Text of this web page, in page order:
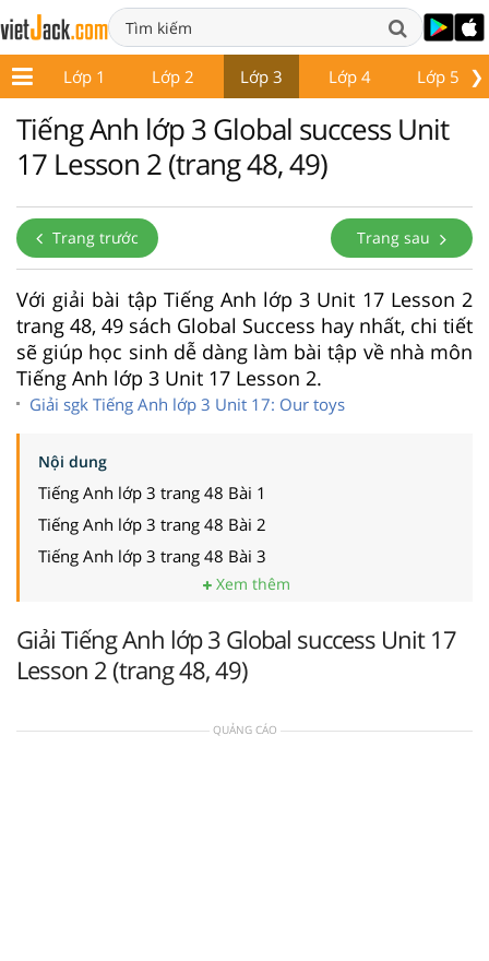
❯
Lớp 1 Lớp 2 Lớp 3 Lớp 4 Lớp 5
Tiếng Anh lớp 3 Global success Unit
17 Lesson 2 (trang 48, 49)
Trang trước Trang sau
Với giải bài tập Tiếng Anh lớp 3 Unit 17 Lesson 2
trang 48, 49 sách Global Success hay nhất, chi tiết
sẽ giúp học sinh dễ dàng làm bài tập về nhà môn
Tiếng Anh lớp 3 Unit 17 Lesson 2.
Giải sgk Tiếng Anh lớp 3 Unit 17: Our toys
Nội dung
Tiếng Anh lớp 3 trang 48 Bài 1
Tiếng Anh lớp 3 trang 48 Bài 2
Tiếng Anh lớp 3 trang 48 Bài 3
Xem thêm
Giải Tiếng Anh lớp 3 Global success Unit 17
Lesson 2 (trang 48, 49)
QUẢNG CÁO